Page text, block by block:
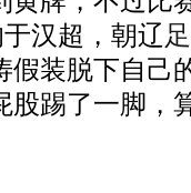
汉超，朝辽
假装脱下自己
踢了一脚，